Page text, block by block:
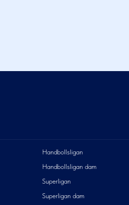
Handbollsligan
Handbollsligan dam
Superligan
Superligan dam